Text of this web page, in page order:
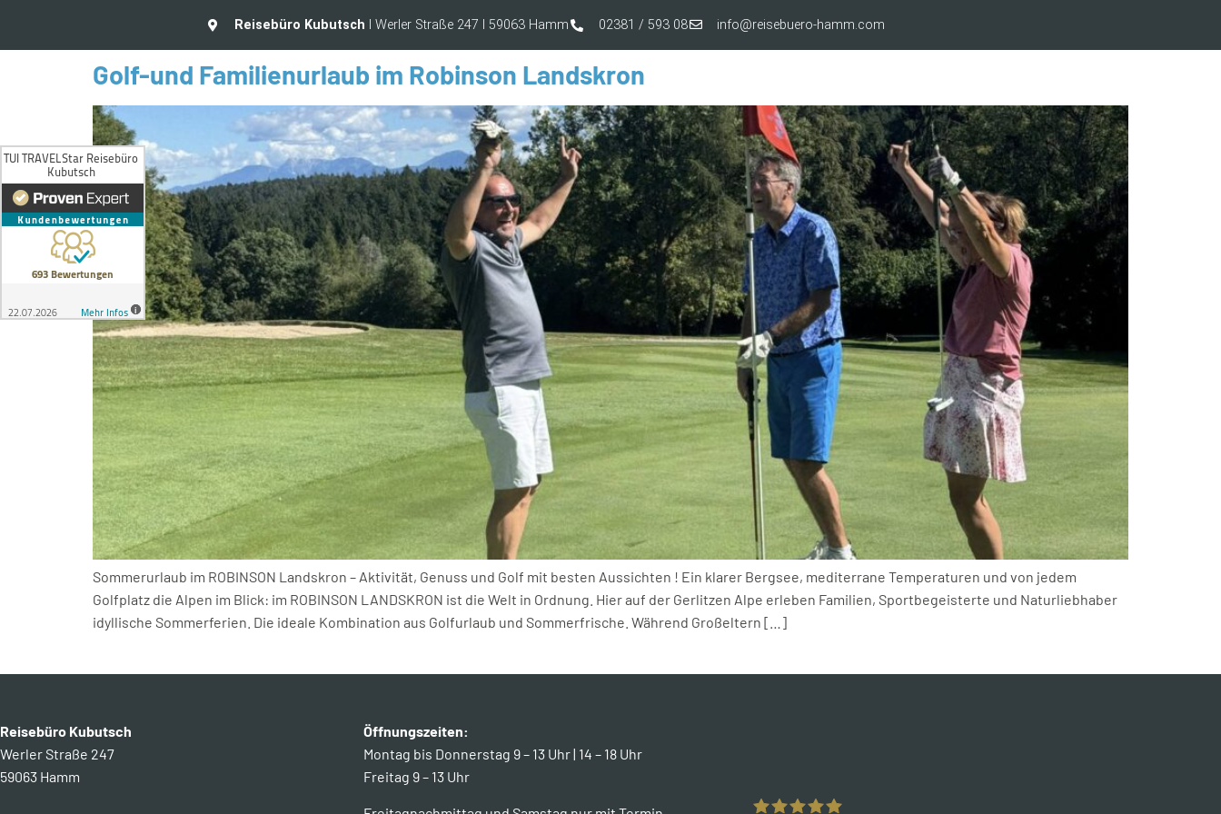
Reisebüro Kubutsch I Werler Straße 247 I 59063 Hamm 02381 / 593 08 info@reisebuero-hamm.com
Golf-und Familienurlaub im Robinson Landskron
Sommerurlaub im ROBINSON Landskron – Aktivität, Genuss und Golf mit besten Aussichten ! Ein klarer Bergsee, mediterrane Temperaturen und von jedem
Golfplatz die Alpen im Blick: im ROBINSON LANDSKRON ist die Welt in Ordnung. Hier auf der Gerlitzen Alpe erleben Familien, Sportbegeisterte und Naturliebhaber
idyllische Sommerferien. Die ideale Kombination aus Golfurlaub und Sommerfrische. Während Großeltern […]
Reisebüro Kubutsch
Werler Straße 247
59063 Hamm
Öffnungszeiten:
Montag bis Donnerstag 9 – 13 Uhr | 14 – 18 Uhr
Freitag 9 – 13 Uhr